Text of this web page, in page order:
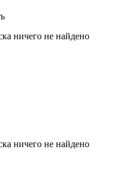
ничего не найдено
ничего не найдено